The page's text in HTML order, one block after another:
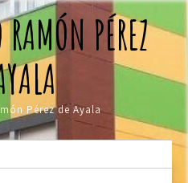
PÉREZ
Pérez de Ayala